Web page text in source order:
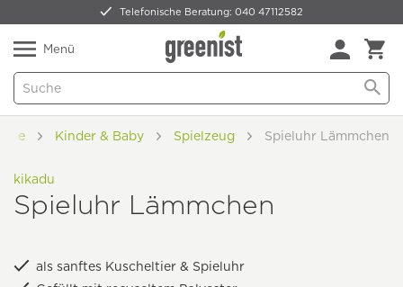
Telefonische Beratung: 040 47112582
Natürlich Pflanzlich Lecker
Menü
Kinder & Baby Spielzeug Spieluhr Lämmchen
kikadu
Spieluhr Lämmchen
als sanftes Kuscheltier & Spieluhr